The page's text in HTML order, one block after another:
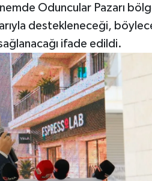
Oduncular Pazarı
destekleneceği,
ifade edildi.